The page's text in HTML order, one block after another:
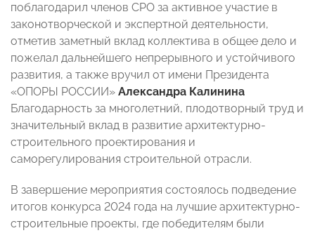
поблагодарил членов СРО за активное участие в
законотворческой и экспертной деятельности,
отметив заметный вклад коллектива в общее дело и
пожелал дальнейшего непрерывного и устойчивого
развития, а также вручил от имени Президента
«ОПОРЫ РОССИИ» Александра Калинина
Благодарность за многолетний, плодотворный труд и
значительный вклад в развитие архитектурно-
строительного проектирования и
саморегулирования строительной отрасли.
В завершение мероприятия состоялось подведение
итогов конкурса 2024 года на лучшие архитектурно-
строительные проекты, где победителям были